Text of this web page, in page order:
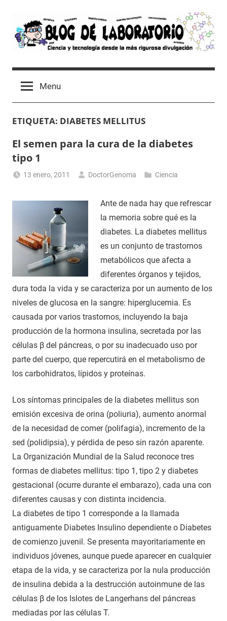
content
Blog
de
Laboratorio
Tutoriales,
Ocio
un
Laboratorio
de
Menu
ETIQUETA: DIABETES MELLITUS
El semen para la cura de la diabetes
tipo 1
13 enero, 2011 DoctorGenoma Ciencia
Ante de nada hay que refrescar
la memoria sobre qué es la
diabetes. La diabetes mellitus
es un conjunto de trastornos
metabólicos que afecta a
diferentes órganos y tejidos,
dura toda la vida y se caracteriza por un aumento de los
niveles de glucosa en la sangre: hiperglucemia. Es
causada por varios trastornos, incluyendo la baja
producción de la hormona insulina, secretada por las
células β del páncreas, o por su inadecuado uso por
parte del cuerpo, que repercutirá en el metabolismo de
los carbohidratos, lípidos y proteínas.
Los síntomas principales de la diabetes mellitus son
emisión excesiva de orina (poliuria), aumento anormal
de la necesidad de comer (polifagia), incremento de la
sed (polidipsia), y pérdida de peso sin razón aparente.
La Organización Mundial de la Salud reconoce tres
formas de diabetes mellitus: tipo 1, tipo 2 y diabetes
gestacional (ocurre durante el embarazo), cada una con
diferentes causas y con distinta incidencia.
La diabetes de tipo 1 corresponde a la llamada
antiguamente Diabetes Insulino dependiente o Diabetes
de comienzo juvenil. Se presenta mayoritariamente en
individuos jóvenes, aunque puede aparecer en cualquier
etapa de la vida, y se caracteriza por la nula producción
de insulina debida a la destrucción autoinmune de las
células β de los Islotes de Langerhans del páncreas
mediadas por las células T.